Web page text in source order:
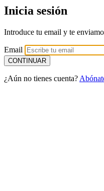
Inicia sesión
Introduce tu email y te
Email
¿Aún no tienes cuenta?